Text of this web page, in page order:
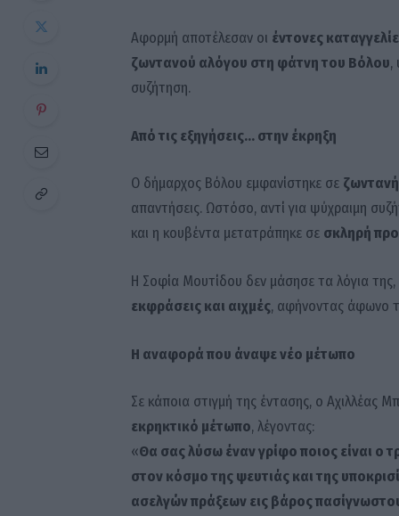
Αφορμή αποτέλεσαν οι έντονες
ζωντανού αλόγου στη φάτνη του Βόλου,
συζήτηση.
Από τις εξηγήσεις… στην έκρηξη
Ο δήμαρχος Βόλου εμφανίστηκε σε
απαντήσεις. Ωστόσο, αντί για ψύχραιμη
και η κουβέντα μετατράπηκε σε σκληρή
Η Σοφία Μουτίδου δεν μάσησε τα λόγια
εκφράσεις και αιχμές, αφήνοντας άφωνο
Η αναφορά που άναψε νέο μέτωπο
Σε κάποια στιγμή της έντασης, ο Αχιλλέας
εκρηκτικό μέτωπο, λέγοντας:
«Θα σας λύσω έναν γρίφο ποιος είναι ο
στον κόσμο της ψευτιάς και της
ασελγών πράξεων εις βάρος